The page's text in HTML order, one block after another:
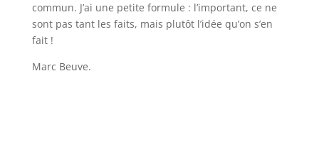
commun. J’ai une petite formule : l’important, ce ne
sont pas tant les faits, mais plutôt l’idée qu’on s’en
fait !
Marc Beuve.